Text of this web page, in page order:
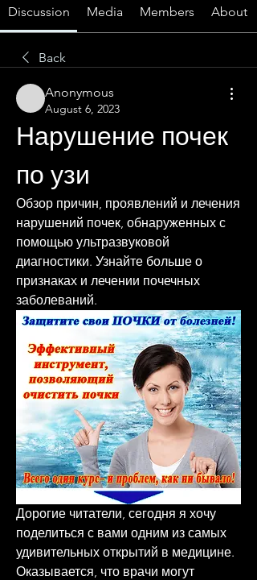
Discussion Media Members About
Back
Anonymous
August 6, 2023
Нарушение почек
по узи
Обзор причин, проявлений и лечения
нарушений почек, обнаруженных с
помощью ультразвуковой
диагностики. Узнайте больше о
признаках и лечении почечных
заболеваний.
Дорогие читатели, сегодня я хочу
поделиться с вами одним из самых
удивительных открытий в медицине.
Оказывается, что врачи могут